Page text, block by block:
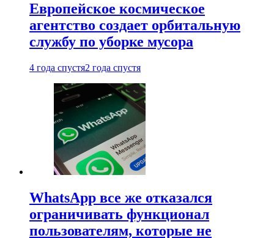
Европейское космическое
агентство создает орбитальную
службу по уборке мусора
4 года спустя2 года спустя
WhatsApp все же отказался
ограничивать функционал
пользователям, которые не